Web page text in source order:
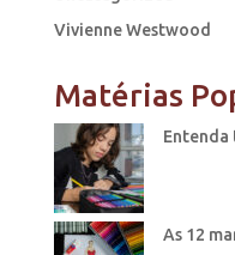
Vivienne Westwood
Matérias
Entenda
As 12